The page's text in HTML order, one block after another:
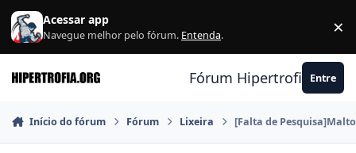
Ir para conteúdo
Acessar app
Navegue melhor pelo fórum. Entenda. ×
Fórum Hipertrofia.org
Entre
Início do fórum Fórum Lixeira [Falta de